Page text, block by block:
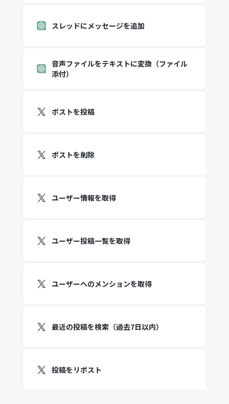
スレッドにメッセージを追加
音声ファイルをテキストに変換（ファイル
添付）
ポストを投稿
ポストを削除
ユーザー情報を取得
ユーザー投稿一覧を取得
ユーザーへのメンションを取得
最近の投稿を検索（過去7日以内）
投稿をリポスト